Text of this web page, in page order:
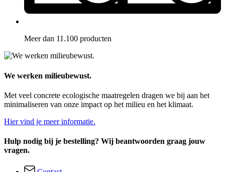
Meer dan 11.100 producten
We werken milieubewust.
Met veel concrete ecologische maatregelen dragen we bij aan het
minimaliseren van onze impact op het milieu en het klimaat.
Hier vind je meer informatie.
Hulp nodig bij je bestelling? Wij beantwoorden graag jouw
vragen.